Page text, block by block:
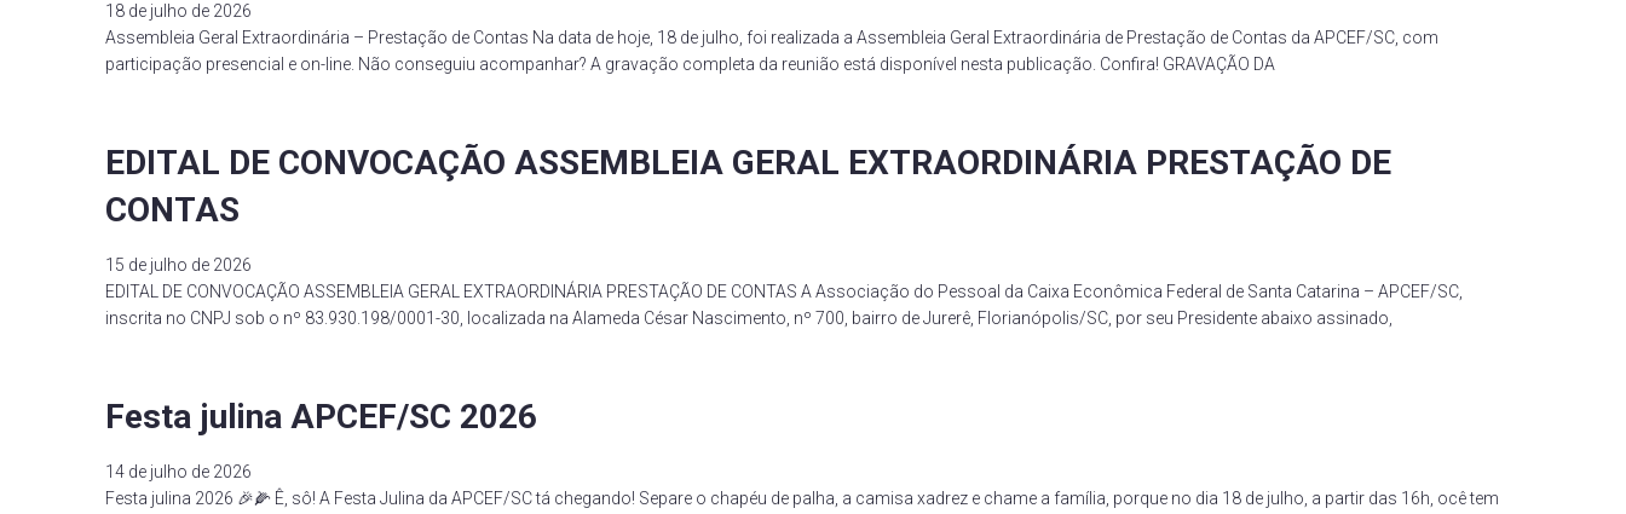
18 de julho de 2026
Assembleia Geral Extraordinária – Prestação de Contas Na data de hoje, 18 de julho, foi realizada a Assembleia Geral Extraordinária de Prestação de Contas da APCEF/SC, com
participação presencial e on-line. Não conseguiu acompanhar? A gravação completa da reunião está disponível nesta publicação. Confira! GRAVAÇÃO DA
EDITAL DE CONVOCAÇÃO ASSEMBLEIA GERAL EXTRAORDINÁRIA PRESTAÇÃO DE
CONTAS
15 de julho de 2026
EDITAL DE CONVOCAÇÃO ASSEMBLEIA GERAL EXTRAORDINÁRIA PRESTAÇÃO DE CONTAS A Associação do Pessoal da Caixa Econômica Federal de Santa Catarina – APCEF/SC,
inscrita no CNPJ sob o nº 83.930.198/0001-30, localizada na Alameda César Nascimento, nº 700, bairro de Jurerê, Florianópolis/SC, por seu Presidente abaixo assinado,
Festa julina APCEF/SC 2026
14 de julho de 2026
Festa julina 2026 🎉🌽 Ê, sô! A Festa Julina da APCEF/SC tá chegando! Separe o chapéu de palha, a camisa xadrez e chame a família, porque no dia 18 de julho, a partir das 16h, ocê tem